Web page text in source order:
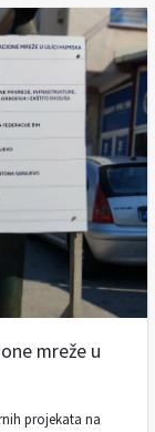
mreže u
projekata na